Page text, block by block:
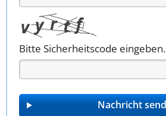
Bitte Sicherheitscode eingeben.